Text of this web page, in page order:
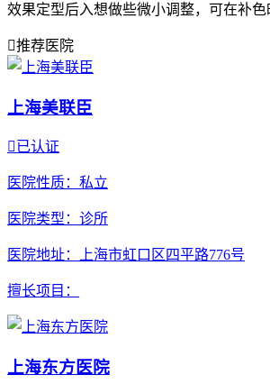
效果定型后入想做些微小调整，可在补色
推荐医院
上海美联臣
已认证
医院性质：私立
医院类型 ：诊所
医院地址：上海市虹口区四平路776号
擅长项目 ：
上海东方医院